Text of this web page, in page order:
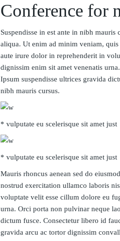
Conference for
Suspendisse in est ante in nibh
aliqua. Ut enim ad minim veniam,
aute irure dolor in reprehenderit in
dignissim enim sit amet venenatis
Ipsum suspendisse ultrices gravida
nibh mauris cursus.
* vulputate eu scelerisque sit amet just
* vulputate eu scelerisque sit amet just
Mauris rhoncus aenean sed do
nostrud exercitation ullamco laboris
voluptate velit esse cillum dolore eu
urna. Orci porta non pulvinar neque
dictum fusce. Consectetur libero id
gravida arcu ac tortor dignissim